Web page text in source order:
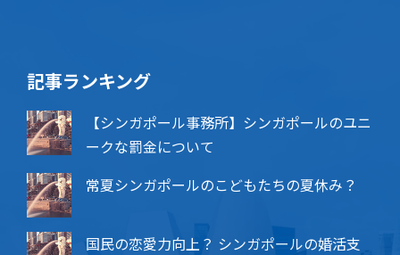
記事ランキング
【シンガポール事務所】シンガポールのユニ
ークな罰金について
常夏シンガポールのこどもたちの夏休み？
国民の恋愛力向上？ シンガポールの婚活支